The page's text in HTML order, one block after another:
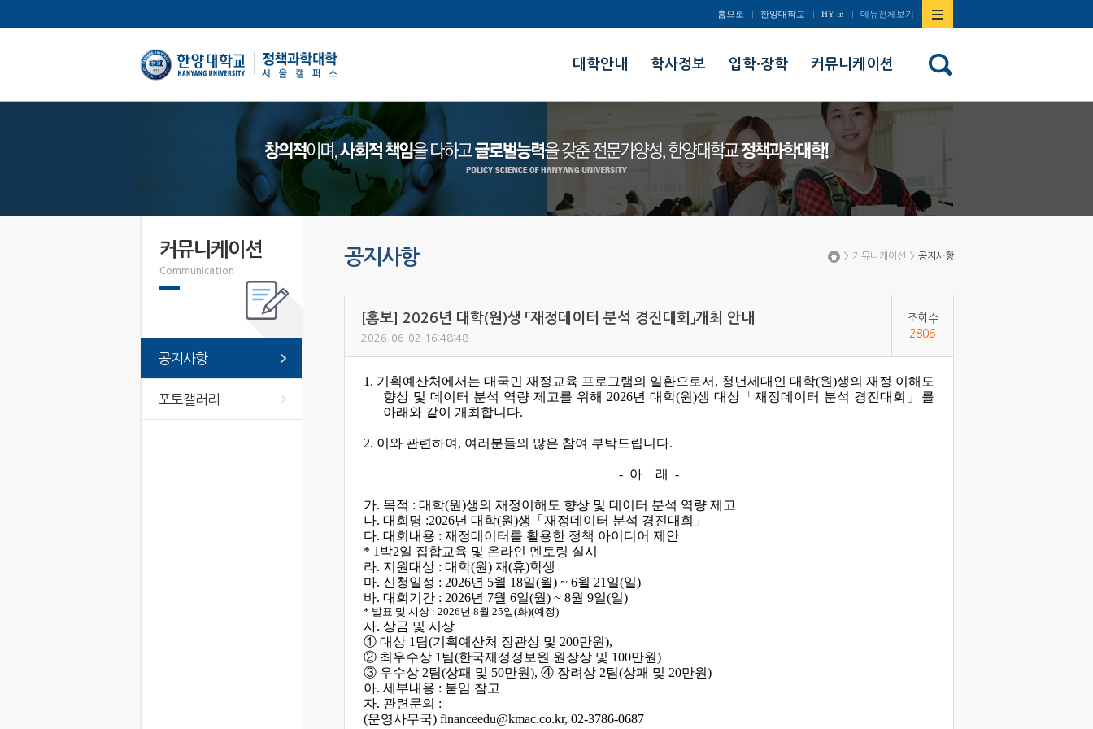
홈으로 한양대학교 HY-in 메뉴전체보기
대학안내 학사정보 입학·장학 커뮤니케이션
> 커뮤니케이션 > 공지사항
커뮤니케이션
Communication
공지사항
포토갤러리
공지사항
[홍보] 2026년 대학(원)생 「재정데이터 분석 경진대회」개최 안내
2026-06-02 16:48:48
조회수
2806
1. 기획예산처에서는 대국민 재정교육 프로그램의 일환으로서, 청년세대인 대학(원)생의 재정 이해도
향상 및 데이터 분석 역량 제고를 위해 2026년 대학(원)생 대상「재정데이터 분석 경진대회」를
아래와 같이 개최합니다.
2. 이와 관련하여, 여러분들의 많은 참여 부탁드립니다.
- 아 래 -
가. 목적 : 대학(원)생의 재정이해도 향상 및 데이터 분석 역량 제고
나. 대회명 :2026년 대학(원)생「재정데이터 분석 경진대회」
다. 대회내용 : 재정데이터를 활용한 정책 아이디어 제안
* 1박2일 집합교육 및 온라인 멘토링 실시
라. 지원대상 : 대학(원) 재(휴)학생
마. 신청일정 : 2026년 5월 18일(월) ~ 6월 21일(일)
바. 대회기간 : 2026년 7월 6일(월) ~ 8월 9일(일)
* 발표 및 시상 : 2026년 8월 25일(화)(예정)
사. 상금 및 시상
① 대상 1팀(기획예산처 장관상 및 200만원),
② 최우수상 1팀(한국재정정보원 원장상 및 100만원)
③ 우수상 2팀(상패 및 50만원), ④ 장려상 2팀(상패 및 20만원)
아. 세부내용 : 붙임 참고
자. 관련문의 :
(운영사무국) financeedu@kmac.co.kr, 02-3786-0687